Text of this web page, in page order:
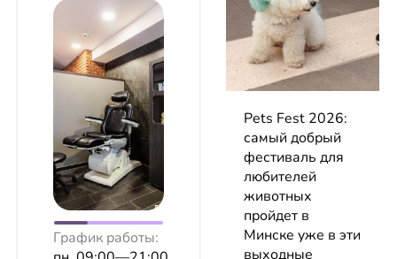
График работы:
Pets Fest 2026:
самый добрый
фестиваль для
любителей
животных
пройдет в
Минске уже в эти
выходные